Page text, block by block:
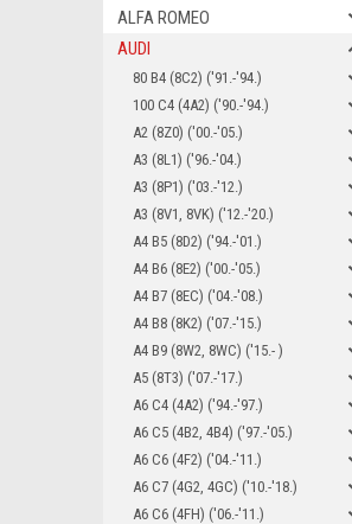
ALFA ROMEO
AUDI
80 B4 (8C2) ('91.-'94.)
100 C4 (4A2) ('90.-'94.)
A2 (8Z0) ('00.-'05.)
A3 (8L1) ('96.-'04.)
A3 (8P1) ('03.-'12.)
A3 (8V1, 8VK) ('12.-'20.)
A4 B5 (8D2) ('94.-'01.)
A4 B6 (8E2) ('00.-'05.)
A4 B7 (8EC) ('04.-'08.)
A4 B8 (8K2) ('07.-'15.)
A4 B9 (8W2, 8WC) ('15.- )
A5 (8T3) ('07.-'17.)
A6 C4 (4A2) ('94.-'97.)
A6 C5 (4B2, 4B4) ('97.-'05.)
A6 C6 (4F2) ('04.-'11.)
A6 C7 (4G2, 4GC) ('10.-'18.)
A6 C6 (4FH) ('06.-'11.)